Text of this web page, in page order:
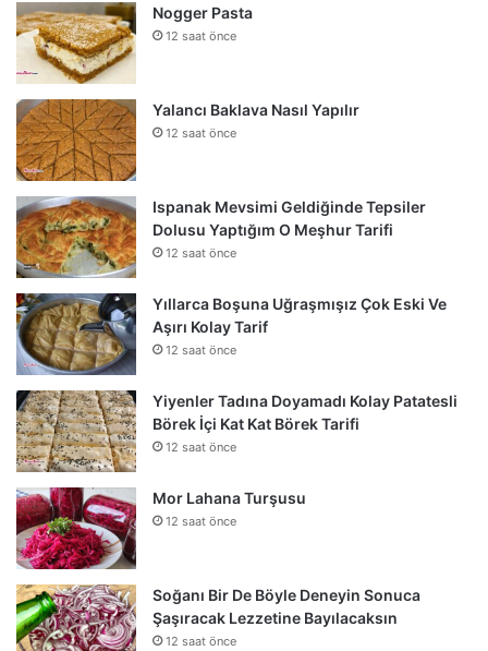
Nogger Pasta
12 saat önce
Yalancı Baklava Nasıl Yapılır
12 saat önce
Ispanak Mevsimi Geldiğinde Tepsiler
Dolusu Yaptığım O Meşhur Tarifi
12 saat önce
Yıllarca Boşuna Uğraşmışız Çok Eski Ve
Aşırı Kolay Tarif
12 saat önce
Yiyenler Tadına Doyamadı Kolay Patatesli
Börek İçi Kat Kat Börek Tarifi
12 saat önce
Mor Lahana Turşusu
12 saat önce
Soğanı Bir De Böyle Deneyin Sonuca
Şaşıracak Lezzetine Bayılacaksın
12 saat önce